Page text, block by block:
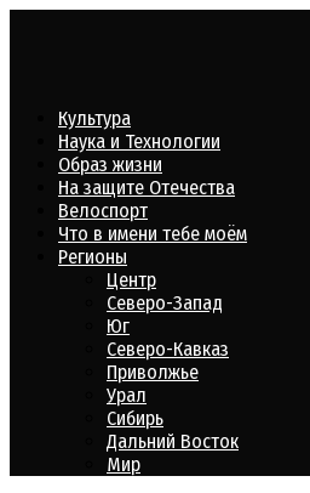
Культура
Наука и Технологии
Образ жизни
На защите Отечества
Велоспорт
Что в имени тебе моём
Регионы
Центр
Северо-Запад
Юг
Северо-Кавказ
Приволжье
Урал
Сибирь
Дальний Восток
Мир